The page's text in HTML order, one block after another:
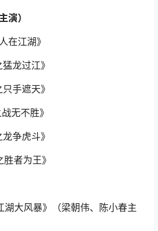
演）
在江湖》
龙过江》
手遮天》
无不胜》
争虎斗》
者为王》
湖大风暴》（梁朝伟、陈小春主